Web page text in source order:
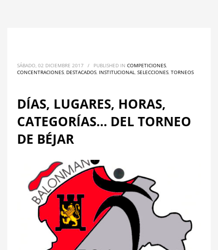
SÁBADO, 02 DICIEMBRE 2017 / PUBLISHED IN COMPETICIONES
CONCENTRACIONES DESTACADOS INSTITUCIONAL SELECCIONES TORNEOS
DÍAS, LUGARES, HORAS,
CATEGORÍAS… DEL TORNEO
DE BÉJAR